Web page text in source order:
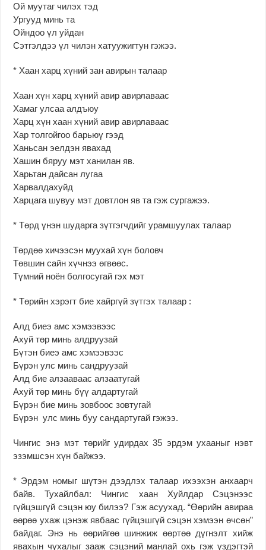
Ой муутаг чилэх тэд
Ургууд минь та
Ойндоо үл уйдан
Сэтгэлдээ үл чилэн хатуужигтун гэжээ.
* Хаан харц хүний зан авирын талаар
Хаан хүн харц хүний авир авирлаваас
Хамаг улсаа алдъюу
Харц хүн хаан хүний авир авирлаваас
Хар толгойгоо барьюү гээд
Ханьсан эелдэн явахад
Хашин бяруу мэт ханилан яв.
Харьтан дайсан лугаа
Харвалдахуйд
Харцага шувуу мэт довтлон яв та гэж сургажээ.
* Төрд үнэн шударга зүтгэгчдийг урамшуулах талаар
Төрдөө хичээсэн муухай хүн боловч
Төвшин сайн хүчнээ өгвөөс.
Түмний ноён болгосугай гэх мэт
* Төрийн хэрэгт бие хайргүй зүтгэх талаар :
Алд биеэ амс хэмээвээс
Ахуй төр минь алдруузай
Бүтэн биеэ амс хэмээвээс
Бүрэн улс минь сандруузай
Алд бие алзааваас алзаатугай
Ахуй төр минь бүү алдартугай
Бүрэн бие минь зовбоос зовтугай
Бүрэн улс минь буу сандартугай гэжээ.
Чингис энэ мэт төрийг удирдах 35 эрдэм ухааныг нэвт
эзэмшсэн хүн байжээ.
* Эрдэм номыг шүтэн дээдлэх талаар ихээхэн анхаарч
байв. Тухайлбал: Чингис хаан Хуйлдар Сэцэнээс
гүйцэшгүй сэцэн юу билээ? Гэж асуухад. “Өөрийн авираа
өөрөө ухаж цэнэж явбаас гүйцэшгүй сэцэн хэмээн өчсөн”
байдаг. Энэ нь өөрийгөө шинжиж өөртөө дүгнэлт хийж
явахын чухалыг зааж сэцэний манлай охь гэж үздэгтэй